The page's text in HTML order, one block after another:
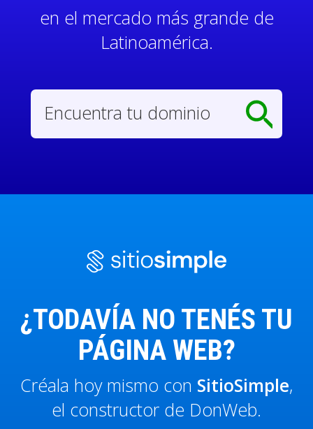
en el mercado más grande de
Latinoamérica.
¿TODAVÍA NO TENÉS TU
PÁGINA WEB?
Créala hoy mismo con SitioSimple,
el constructor de DonWeb.